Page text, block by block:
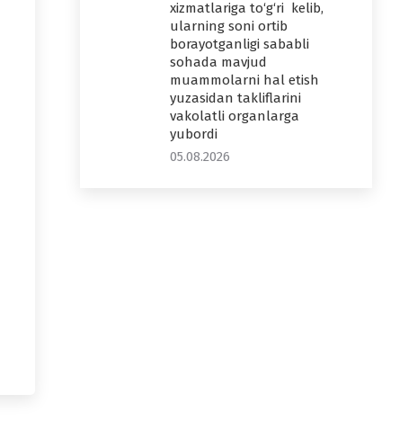
xizmatlariga to‘g‘ri kelib,
ularning soni ortib
borayotganligi sababli
sohada mavjud
muammolarni hal etish
yuzasidan takliflarini
vakolatli organlarga
yubordi
05.08.2026